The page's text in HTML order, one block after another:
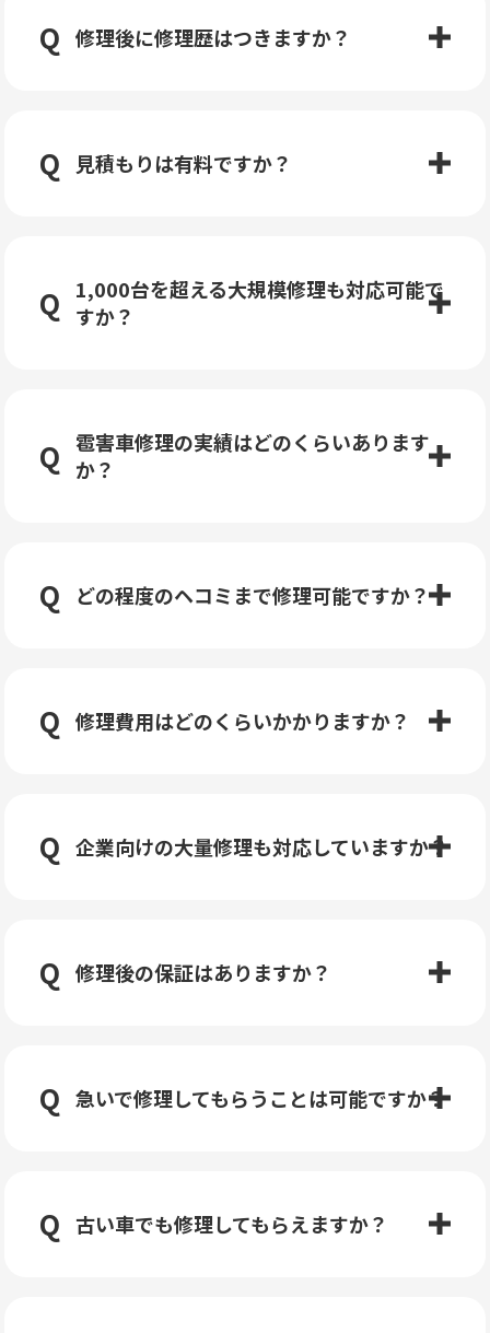
修理後に修理歴はつきますか？
見積もりは有料ですか？
1,000台を超える大規模修理も対応可能で
すか？
雹害車修理の実績はどのくらいあります
か？
どの程度のヘコミまで修理可能ですか？
修理費用はどのくらいかかりますか？
企業向けの大量修理も対応していますか？
修理後の保証はありますか？
急いで修理してもらうことは可能ですか？
古い車でも修理してもらえますか？